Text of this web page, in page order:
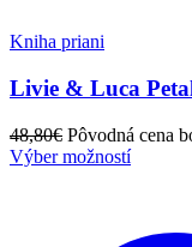
Kniha priani
Livie & Luca
48,80€ Pôvodná cena
Výber možností